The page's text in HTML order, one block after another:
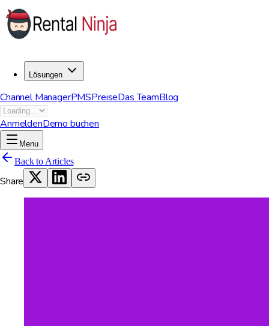
Lösungen
Channel ManagerPMSPreiseDas TeamBlog
AnmeldenDemo buchen
Menu
Back to Articles
Share